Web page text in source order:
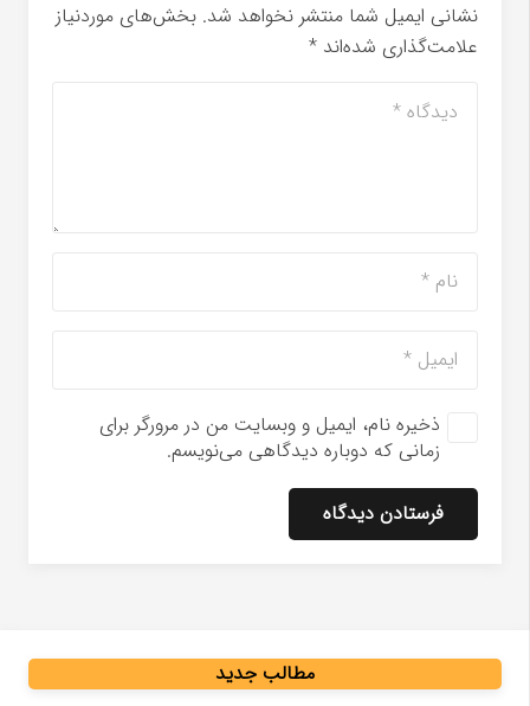
نشانی ایمیل شما منتشر نخواهد شد. بخش‌های موردنیاز
علامت‌گذاری شده‌اند *
ذخیره نام، ایمیل و وبسایت من در مرورگر برای
زمانی که دوباره دیدگاهی می‌نویسم.
فرستادن دیدگاه
مطالب جدید